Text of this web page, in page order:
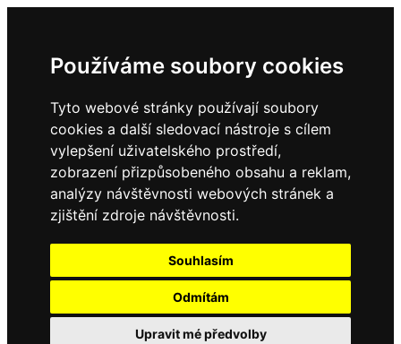
Používáme soubory cookies
Tyto webové stránky používají soubory
cookies a další sledovací nástroje s cílem
vylepšení uživatelského prostředí,
zobrazení přizpůsobeného obsahu a reklam,
analýzy návštěvnosti webových stránek a
zjištění zdroje návštěvnosti.
Souhlasím
Odmítám
Upravit mé předvolby